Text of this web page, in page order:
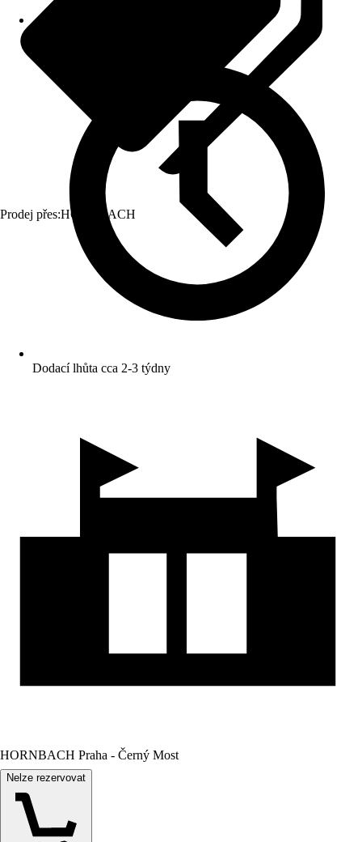
Prodej přes:HORNBACH
Dodací lhůta cca 2-3 týdny
HORNBACH Praha - Černý Most
Nelze rezervovat